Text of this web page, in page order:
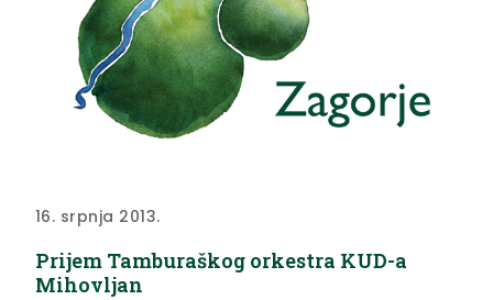
16. srpnja 2013.
Prijem Tamburaškog orkestra KUD-a
Mihovljan